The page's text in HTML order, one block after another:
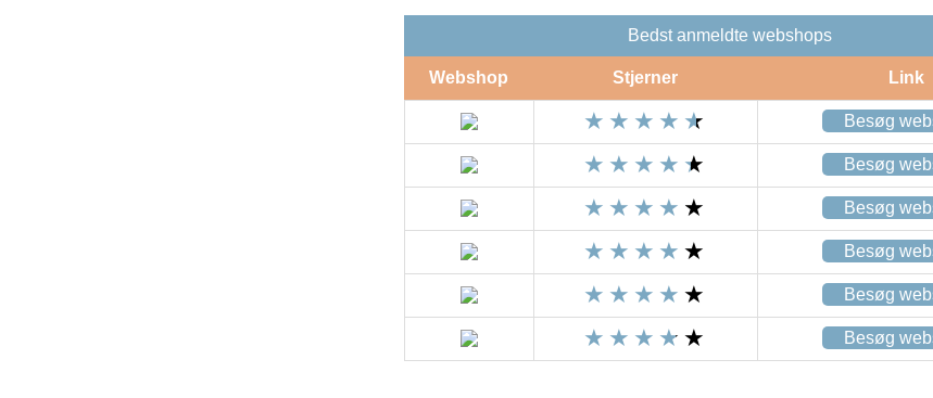
Bedst anmeldte webshops
Webshop Stjerner Link
Besøg
Besøg
Besøg
Besøg
Besøg
Besøg